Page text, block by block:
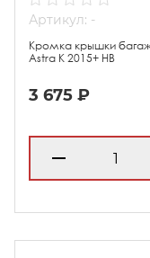
Артикул: -
Кромка крышки
Astra K 2015+ HB
3 675 ₽